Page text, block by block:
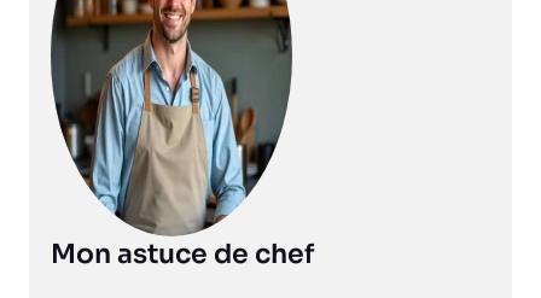
Mon astuce de chef